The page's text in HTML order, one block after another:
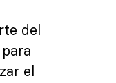
del
el